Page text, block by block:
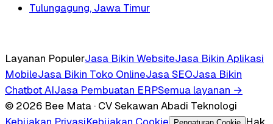
Tulungagung, Jawa Timur
Layanan PopulerJasa Bikin WebsiteJasa Bikin Aplikasi
MobileJasa Bikin Toko OnlineJasa SEOJasa Bikin
Chatbot AIJasa Pembuatan ERPSemua layanan →
© 2026 Bee Mata · CV Sekawan Abadi Teknologi